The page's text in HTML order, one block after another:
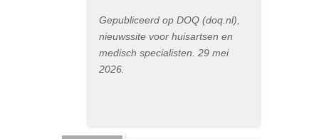
Gepubliceerd op DOQ (doq.nl),
nieuwssite voor huisartsen en
medisch specialisten. 29 mei
2026.